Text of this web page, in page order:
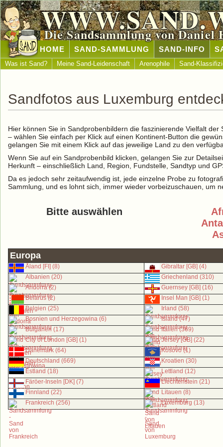
Die Sandsammlung von Daniel
HOME SAND-SAMMLUNG SAND-INFO
Was ist Sand? Meine Sand-Leidenschaft Arenophile Sand-
Sandfotos aus Luxemburg
Hier können Sie in Sandprobenbildern die faszinierende Vielfalt
– wählen Sie einfach per Klick auf einen Kontinent-Button die
gelangen Sie mit einem Klick auf das jeweilige Land zu den
Wenn Sie auf ein Sandprobenbild klicken, gelangen Sie zur
Herkunft – einschließlich Land, Region, Fundstelle, Sandtyp und
Da es jedoch sehr zeitaufwendig ist, jede einzelne Probe zu
Sammlung, und es lohnt sich, immer wieder vorbeizuschauen, um
Bitte auswählen
Europa
Åland [FI] (8)
Gibraltar [GB] (4)
Albanien (20)
Griechenland (310)
Andorra (2)
Guernsey [GB] (16)
Belarus (2)
Insel Man [GB] (1)
Belgien (25)
Irland (58)
Bosnien und Herzegowina (6)
Island (47)
Bulgarien (17)
Italien (369)
City of London [GB] (1)
Jersey [GB] (22)
Dänemark (64)
Kosovo (1)
Deutschland (669)
Kroatien (30)
Estland (18)
Lettland (12)
Färöer-Inseln [DK] (7)
Liechtenstein (21)
Finnland (22)
Litauen (8)
Frankreich (256)
Luxemburg (13)